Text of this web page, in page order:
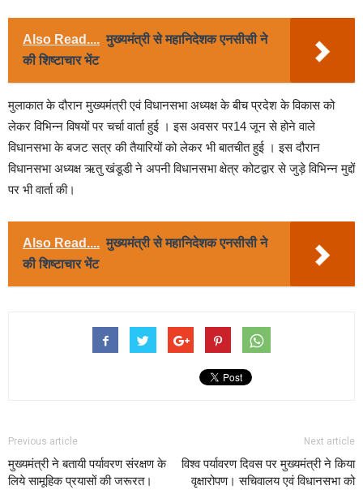
Also Read.... मुख्यमंत्री से महानिदेशक एनसीसी ने
की शिष्टाचार भेंट
मुलाकात के दौरान मुख्यमंत्री एवं विधानसभा अध्यक्ष के बीच प्रदेश के विकास को
लेकर विभिन्न विषयों पर चर्चा वार्ता हुई । इस अवसर पर14 जून से होने वाले
विधानसभा के बजट सत्र की तैयारियों को लेकर भी बातचीत हुई । इस दौरान
विधानसभा अध्यक्ष ऋतु खंडूडी ने अपनी विधानसभा क्षेत्र कोटद्वार से जुड़े विभिन्न मुद्दों
पर भी वार्ता की।
Also Read.... मुख्यमंत्री से महानिदेशक एनसीसी ने
की शिष्टाचार भेंट
Previous article
मुख्यमंत्री ने बतायी पर्यावरण संरक्षण के
लिये सामूहिक प्रयासों की जरूरत।
Next article
विश्व पर्यावरण दिवस पर मुख्यमंत्री ने किया
वृक्षारोपण। सचिवालय एवं विधानसभा को